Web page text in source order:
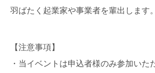
羽ばたく起業家や事業者を輩出します。
【注意事項】
・当イベントは申込者様のみ参加いた